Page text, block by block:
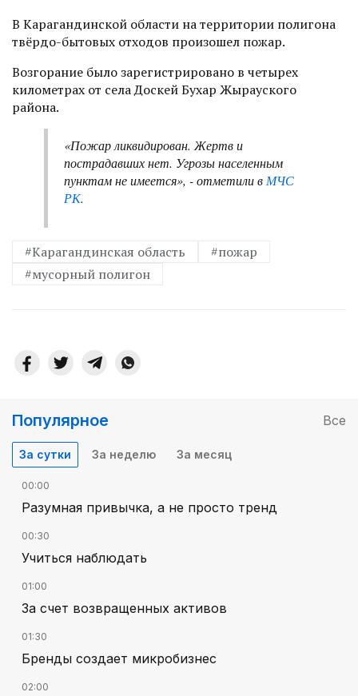
В Карагандинской области на территории полигона
твёрдо-бытовых отходов произошел пожар.
Возгорание было зарегистрировано в четырех
километрах от села Доскей Бухар Жырауского
района.
«Пожар ликвидирован. Жертв и
пострадавших нет. Угрозы населенным
пунктам не имеется», - отметили в МЧС
РК.
#Карагандинская область
#пожар
#мусорный полигон
Популярное Все
За сутки За неделю За месяц
00:00
Разумная привычка, а не просто тренд
00:30
Учиться наблюдать
01:00
За счет возвращенных активов
01:30
Бренды создает микробизнес
02:00